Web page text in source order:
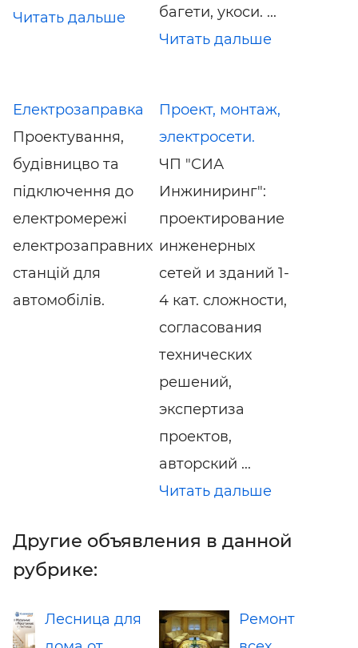
Читать дальше
багети, укоси. ...
Читать дальше
Електрозаправка
Проектування,
будівницво та
підключення до
електромережі
електрозаправних
станцій для
автомобілів.
Проект, монтаж,
электросети.
ЧП "СИА
Инжиниринг":
проектирование
инженерных
сетей и зданий 1-
4 кат. сложности,
согласования
технических
решений,
экспертиза
проектов,
авторский ...
Читать дальше
Другие объявления в данной
рубрике:
Лесница для
Ремонт